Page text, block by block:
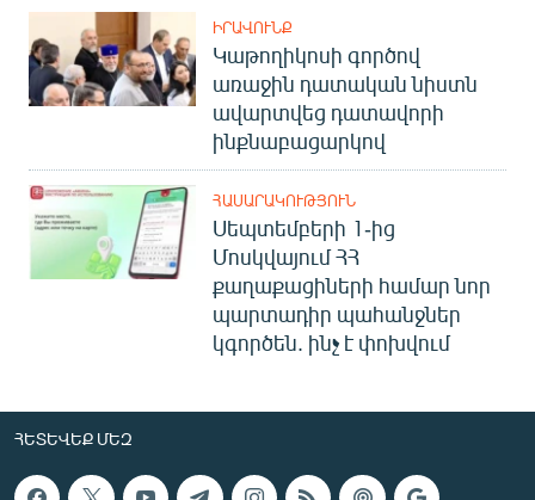
ԻՐԱՎՈՒՆՔ
Կաթողիկոսի գործով
առաջին դատական նիստն
ավարտվեց դատավորի
ինքնաբացարկով
ՀԱՍԱՐԱԿՈՒԹՅՈՒՆ
Սեպտեմբերի 1-ից
Մոսկվայում ՀՀ
քաղաքացիների համար նոր
պարտադիր պահանջներ
կգործեն. ինչ է փոխվում
ՀԵՏԵՎԵՔ ՄԵԶ